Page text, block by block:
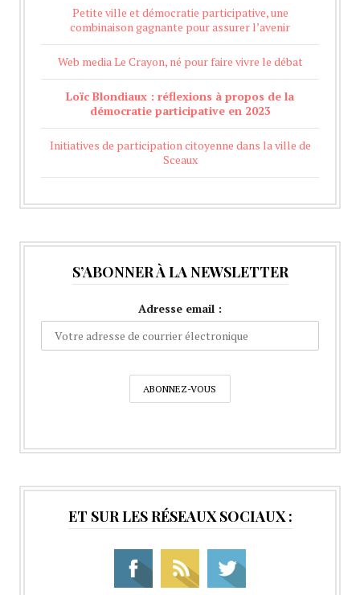
Petite ville et démocratie participative, une
combinaison gagnante pour assurer l’avenir
Web media Le Crayon, né pour faire vivre le débat
Loïc Blondiaux : réflexions à propos de la
démocratie participative en 2023
Initiatives de participation citoyenne dans la ville de
Sceaux
S’ABONNER À LA NEWSLETTER
Adresse email :
ET SUR LES RÉSEAUX SOCIAUX :